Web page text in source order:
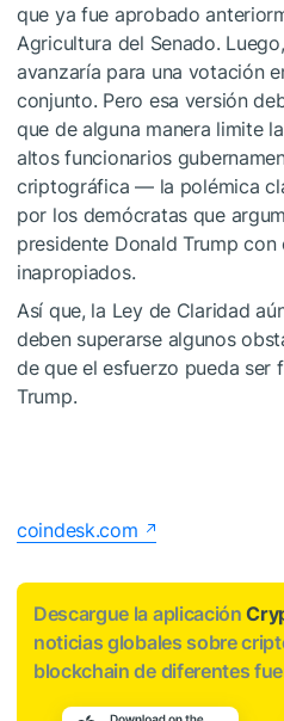
que ya fue aprobado
Agricultura del Senado.
avanzaría para una votación
conjunto. Pero esa versión
que de alguna manera limite
altos funcionarios
criptográfica — la polémica
por los demócratas que
presidente Donald Trump con
inapropiados.
Así que, la Ley de Claridad
deben superarse algunos
de que el esfuerzo pueda ser
Trump.
coindesk.com
Descargue la aplicación
noticias globales sobre
blockchain de diferentes